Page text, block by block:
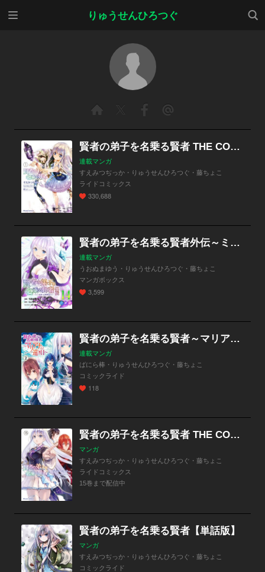
りゅうせんひろつぐ
検索
賢者の弟子を名乗る賢者 THE COMIC
連載マンガ
すえみつぢっか・りゅうせんひろつぐ・藤ちょこ
ライドコミックス
330,688
賢者の弟子を名乗る賢者外伝～ミラと素敵な召喚精霊たち～【分冊版】
連載マンガ
うおぬまゆう・りゅうせんひろつぐ・藤ちょこ
マンガボックス
3,599
賢者の弟子を名乗る賢者～マリアナの遠き日～
連載マンガ
ばにら棒・りゅうせんひろつぐ・藤ちょこ
コミックライド
118
賢者の弟子を名乗る賢者 THE COMIC
マンガ
すえみつぢっか・りゅうせんひろつぐ・藤ちょこ
ライドコミックス
15巻まで配信中
賢者の弟子を名乗る賢者【単話版】
マンガ
すえみつぢっか・りゅうせんひろつぐ・藤ちょこ
コミックライド